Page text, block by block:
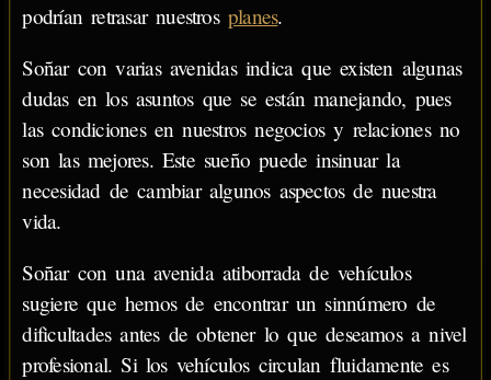
podrían retrasar nuestrosplanes.
Soñar con varias avenidas indica que existen algunas
dudas en los asuntos que se están manejando, pues
las condiciones en nuestros negocios y relaciones no
son las mejores. Este sueño puede insinuar la
necesidad de cambiar algunos aspectos de nuestra
vida.
Soñar con una avenida atiborrada de vehículos
sugiere que hemos de encontrar un sinnúmero de
dificultades antes de obtener lo que deseamos a nivel
profesional. Si los vehículos circulan fluidamente es